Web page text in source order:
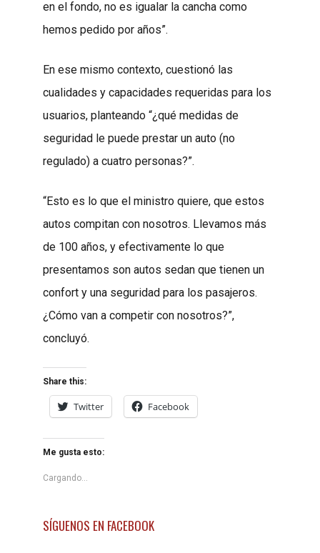
en el fondo, no es igualar la cancha como
hemos pedido por años”.
En ese mismo contexto, cuestionó las
cualidades y capacidades requeridas para los
usuarios, planteando “¿qué medidas de
seguridad le puede prestar un auto (no
regulado) a cuatro personas?”.
“Esto es lo que el ministro quiere, que estos
autos compitan con nosotros. Llevamos más
de 100 años, y efectivamente lo que
presentamos son autos sedan que tienen un
confort y una seguridad para los pasajeros.
¿Cómo van a competir con nosotros?”,
concluyó.
Share this:
Twitter Facebook
Me gusta esto:
Cargando...
SÍGUENOS EN FACEBOOK